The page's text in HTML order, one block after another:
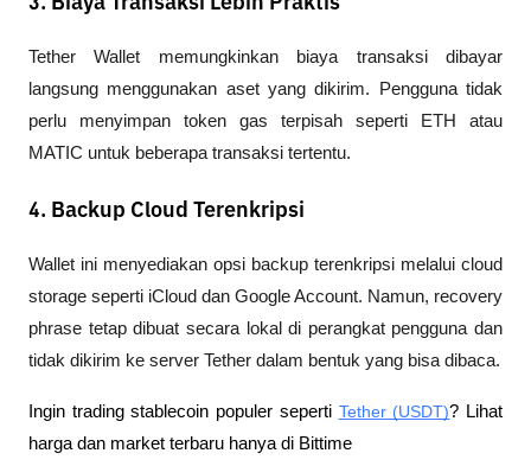
Tether Wallet memungkinkan biaya transaksi dibayar
langsung menggunakan aset yang dikirim. Pengguna tidak
perlu menyimpan token gas terpisah seperti ETH atau
MATIC untuk beberapa transaksi tertentu.
4. Backup Cloud Terenkripsi
Wallet ini menyediakan opsi backup terenkripsi melalui cloud
storage seperti iCloud dan Google Account. Namun, recovery
phrase tetap dibuat secara lokal di perangkat pengguna dan
tidak dikirim ke server Tether dalam bentuk yang bisa dibaca.
Ingin trading stablecoin populer seperti Tether (USDT)? Lihat
harga dan market terbaru hanya di Bittime